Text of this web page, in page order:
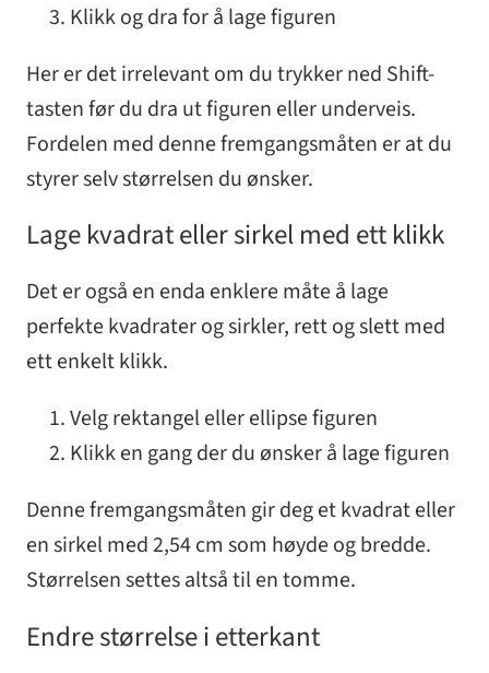
Klikk og dra for å lage figuren
Her er det irrelevant om du trykker ned Shift-
tasten før du dra ut figuren eller underveis.
Fordelen med denne fremgangsmåten er at du
styrer selv størrelsen du ønsker.
Lage kvadrat eller sirkel med ett klikk
Det er også en enda enklere måte å lage
perfekte kvadrater og sirkler, rett og slett med
ett enkelt klikk.
Velg rektangel eller ellipse figuren
Klikk en gang der du ønsker å lage figuren
Denne fremgangsmåten gir deg et kvadrat eller
en sirkel med 2,54 cm som høyde og bredde.
Størrelsen settes altså til en tomme.
Endre størrelse i etterkant